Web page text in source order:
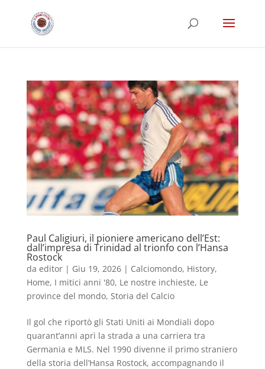
Paul Caligiuri, il pioniere americano dell’Est:
dall’impresa di Trinidad al trionfo con l’Hansa
Rostock
da editor| Giu 19, 2026| Calciomondo, History,
Home, I mitici anni '80, Le nostre inchieste, Le
province del mondo, Storia del Calcio
Il gol che riportò gli Stati Uniti ai Mondiali dopo
quarant’anni aprì la strada a una carriera tra
Germania e MLS. Nel 1990 divenne il primo straniero
della storia dell’Hansa Rostock, accompagnando il